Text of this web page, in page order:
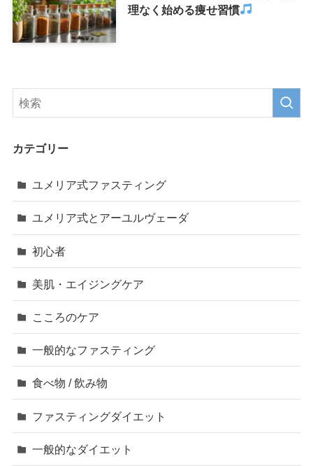
理なく始める痩せ習慣
カテゴリー
ユメリア式ファスティング
ユメリア式とアーユルヴェーダ
初心者
美肌・エイジングケア
こころのケア
一般的なファスティング
食べ物 / 飲み物
ファスティングダイエット
一般的なダイエット